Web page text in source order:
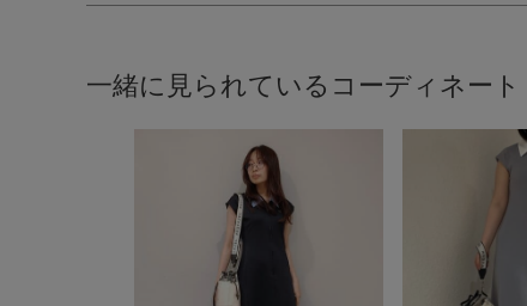
一緒に見られているコーディネート